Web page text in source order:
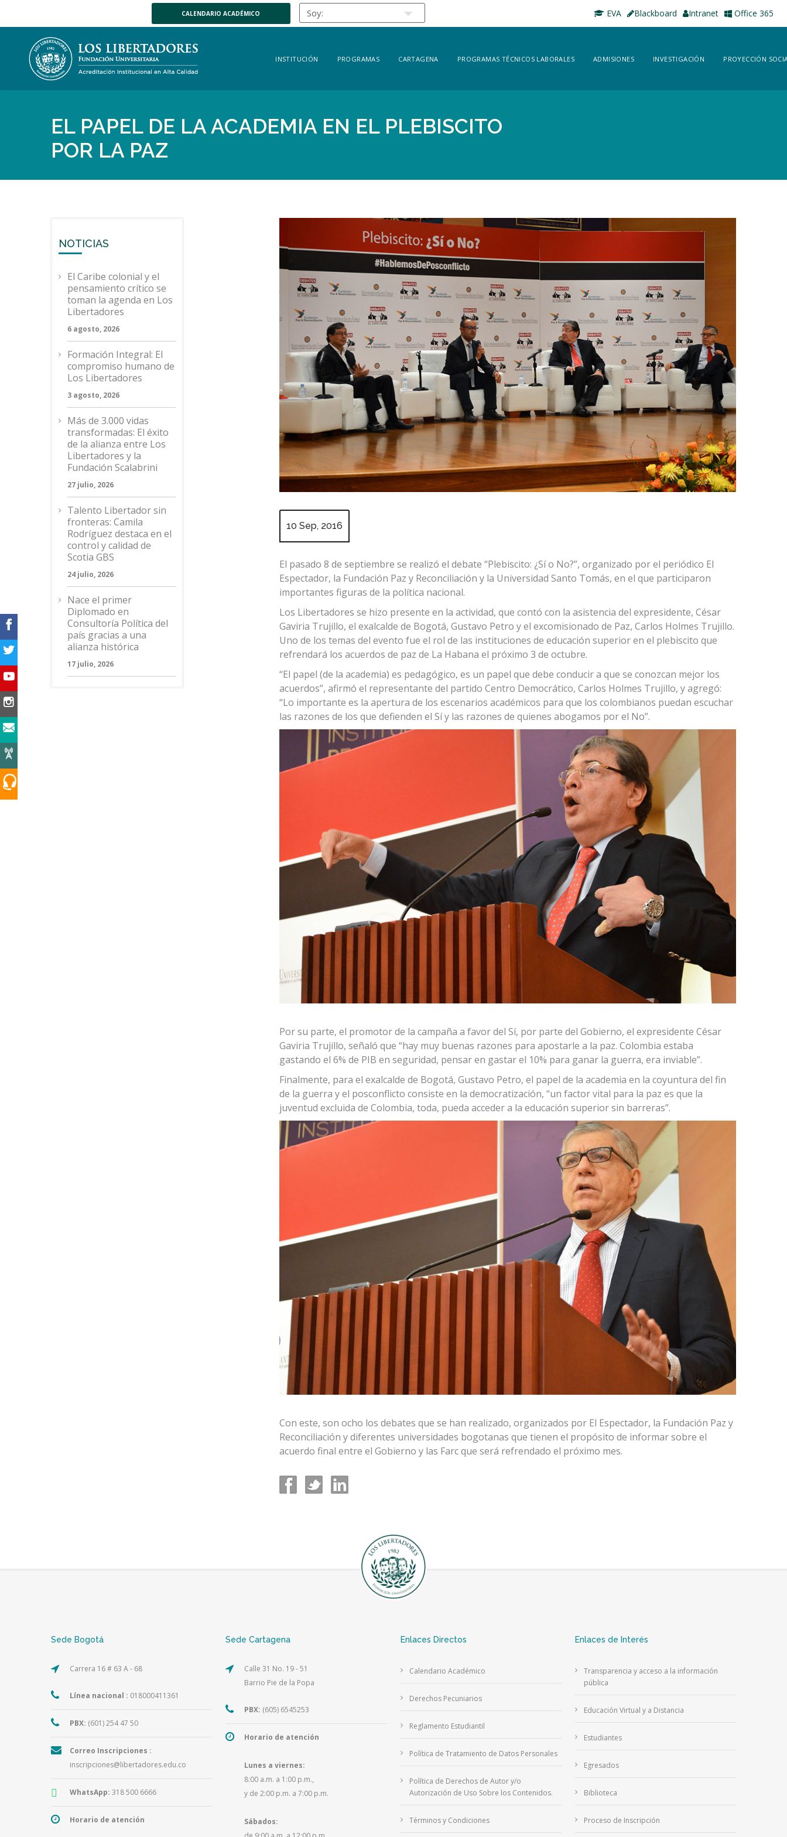
CALENDARIO ACADÉMICO EVA Blackboard Intranet Office 365
INSTITUCIÓN PROGRAMAS CARTAGENA PROGRAMAS TÉCNICOS LABORALES ADMISIONES INVESTIGACIÓN PROYECCIÓN
EL PAPEL DE LA ACADEMIA EN EL PLEBISCITO
POR LA PAZ
10 Sep, 2016
El pasado 8 de septiembre se realizó el debate “Plebiscito: ¿Sí o No?”, organizado por el periódico El
Espectador, la Fundación Paz y Reconciliación y la Universidad Santo Tomás, en el que participaron
importantes figuras de la política nacional.
Los Libertadores se hizo presente en la actividad, que contó con la asistencia del expresidente, César
Gaviria Trujillo, el exalcalde de Bogotá, Gustavo Petro y el excomisionado de Paz, Carlos Holmes Trujillo.
Uno de los temas del evento fue el rol de las instituciones de educación superior en el plebiscito que
refrendará los acuerdos de paz de La Habana el próximo 3 de octubre.
“El papel (de la academia) es pedagógico, es un papel que debe conducir a que se conozcan mejor los
acuerdos”, afirmó el representante del partido Centro Democrático, Carlos Holmes Trujillo, y agregó:
“Lo importante es la apertura de los escenarios académicos para que los colombianos puedan escuchar
las razones de los que defienden el Sí y las razones de quienes abogamos por el No”.
Por su parte, el promotor de la campaña a favor del Sí, por parte del Gobierno, el expresidente César
Gaviria Trujillo, señaló que “hay muy buenas razones para apostarle a la paz. Colombia estaba
gastando el 6% de PIB en seguridad, pensar en gastar el 10% para ganar la guerra, era inviable”.
Finalmente, para el exalcalde de Bogotá, Gustavo Petro, el papel de la academia en la coyuntura del fin
de la guerra y el posconflicto consiste en la democratización, “un factor vital para la paz es que la
juventud excluida de Colombia, toda, pueda acceder a la educación superior sin barreras”.
Con este, son ocho los debates que se han realizado, organizados por El Espectador, la Fundación Paz y
Reconciliación y diferentes universidades bogotanas que tienen el propósito de informar sobre el
acuerdo final entre el Gobierno y las Farc que será refrendado el próximo mes.
NOTICIAS
El Caribe colonial y el
pensamiento crítico se
toman la agenda en Los
Libertadores
6 agosto, 2026
Formación Integral: El
compromiso humano de
Los Libertadores
3 agosto, 2026
Más de 3.000 vidas
transformadas: El éxito
de la alianza entre Los
Libertadores y la
Fundación Scalabrini
27 julio, 2026
Talento Libertador sin
fronteras: Camila
Rodríguez destaca en el
control y calidad de
Scotia GBS
24 julio, 2026
Nace el primer
Diplomado en
Consultoría Política del
país gracias a una
alianza histórica
17 julio, 2026
Sede Bogotá
Carrera 16 # 63 A - 68
Línea nacional : 018000411361
PBX: (601) 254 47 50
Correo Inscripciones :
inscripciones@libertadores.edu.co
WhatsApp: 318 500 6666
Horario de atención
Sede Cartagena
Calle 31 No. 19 - 51
Barrio Pie de la Popa
PBX: (605) 6545253
Horario de atención
Lunes a viernes:
8:00 a.m. a 1:00 p.m.,
y de 2:00 p.m. a 7:00 p.m.
Sábados:
Enlaces Directos
Calendario Académico
Derechos Pecuniarios
Reglamento Estudiantil
Política de Tratamiento de Datos Personales
Política de Derechos de Autor y/o
Autorización de Uso Sobre los Contenidos.
Términos y Condiciones
Enlaces de Interés
Transparencia y acceso a la información
pública
Educación Virtual y a Distancia
Estudiantes
Egresados
Biblioteca
Proceso de Inscripción